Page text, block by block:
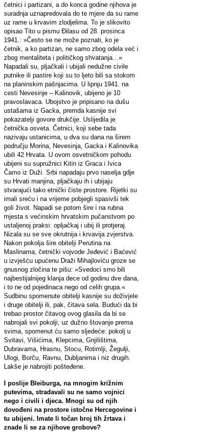
četnici i partizani, a do konca godine njihova je
suradnja uznapredovala do te mjere da su rame
uz rame u krvavim zlodjelima. To je slikovito
opisao Tito u pismu Đilasu od 28. prosinca
1941.: »Često se ne može poznati, ko je
četnik, a ko partizan, ne samo zbog odela već i
zbog mentaliteta i političkog shvatanja…«
Napadali su, pljačkali i ubijali nedužne civile
putnike ili pastire koji su to ljeto bili sa stokom
na planinskim pašnjacima. U lipnju 1941. na
cesti Nevesinje – Kalinovik, ubijeno je 10
pravoslavaca. Ubojstvo je pripisano na dušu
ustašama iz Gacka, premda kasnije svi
pokazatelji govore drukčije. Uslijedila je
četnička osveta. Četnici, koji sebe tada
nazivaju ustanicima, u dva su dana na širem
području Morina, Nevesinja, Gacka i Kalinovika
ubili 42 Hrvata. U ovom osvetničkom pohodu
ubijeni su supružnici Kitin iz Graca i Ivica
Čamo iz Duži. Srbi napadaju prvo naselja gdje
su Hrvati manjina, pljačkaju ih i ubijaju
stvarajući tako etnički čiste prostore. Rijetki su
imali sreću i na vrijeme pobjegli spasivši tek
goli život. Napadi se potom šire i na rubna
mjesta s većinskim hrvatskim pučanstvom po
ustaljenoj praksi: opljačkaj i ubij ili protjeraj.
Nizala su se sve okrutnija i krvavija zvjerstva.
Nakon pokolja šire obitelji Perutina na
Maslinama, četnički vojvode Jeđević i Baćević
u izvješću upućenu Draži Mihajloviću groze se
gnusnog zločina te pišu: »Svedoci smo bili
najbestijalnijeg klanja dece od godinu dve dana,
i to ne od pojedinaca nego od celih grupa.«
Sudbinu spomenute obitelji kasnije su doživjele
i druge obitelji ili, pak, čitava sela. Budući da bi
trebao prostor čitavog ovog glasila da bi se
nabrojali svi pokolji, uz dužno štovanje prema
svima, spomenut ću samo sljedeće: pokolj u
Svitavi, Višićima, Klepcima, Gnjilištima,
Dubravama, Hrasnu, Stocu, Rotimlji, Žegulji,
Ulogi, Borču, Ravnu, Dubljanima i niz drugih.
Lakše je nabrojiti pošteđene.
I poslije Bleiburga, na mnogim križnim
putevima, stradavali su ne samo vojnici
nego i civili i djeca. Mnogi su od njih
dovođeni na prostore istočne Hercegovine i
tu ubijeni. Imate li točan broj tih žrtava i
znade li se za njihove grobove?